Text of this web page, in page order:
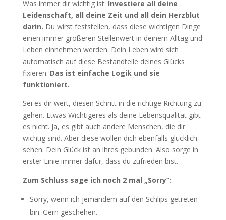
Was immer dir wichtig ist: Investiere all deine
Leidenschaft, all deine Zeit und all dein Herzblut
darin. Du wirst feststellen, dass diese wichtigen Dinge
einen immer größeren Stellenwert in deinem Alltag und
Leben einnehmen werden. Dein Leben wird sich
automatisch auf diese Bestandteile deines Glücks
fixieren. Das ist einfache Logik und sie
funktioniert.
Sei es dir wert, diesen Schritt in die richtige Richtung zu
gehen. Etwas Wichtigeres als deine Lebensqualität gibt
es nicht. Ja, es gibt auch andere Menschen, die dir
wichtig sind. Aber diese wollen dich ebenfalls glücklich
sehen. Dein Glück ist an ihres gebunden. Also sorge in
erster Linie immer dafür, dass du zufrieden bist.
Zum Schluss sage ich noch 2 mal „Sorry“:
Sorry, wenn ich jemandem auf den Schlips getreten
bin. Gern geschehen.